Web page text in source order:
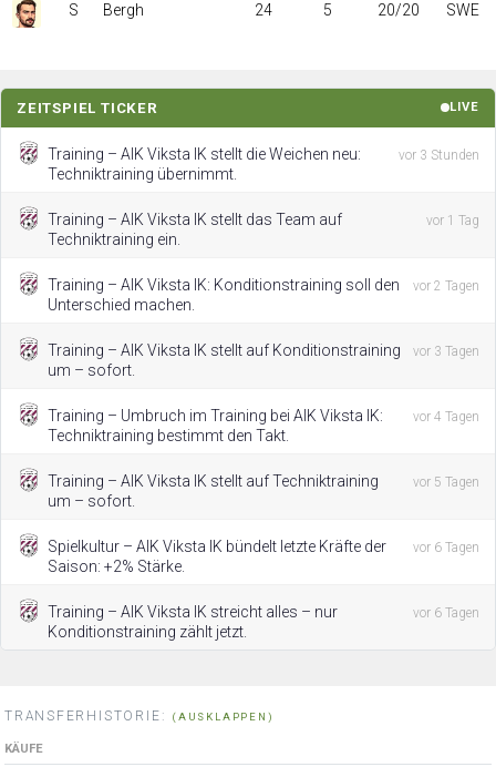
S
Bergh 24 5 20/20 SWE
ZEITSPIEL TICKER LIVE
Training – AIK Viksta IK stellt die Weichen neu:
Techniktraining übernimmt.
vor 3 Stunden
Training – AIK Viksta IK stellt das Team auf
Techniktraining ein.
vor 1 Tag
Training – AIK Viksta IK: Konditionstraining soll den
Unterschied machen.
vor 2 Tagen
Training – AIK Viksta IK stellt auf Konditionstraining
um – sofort.
vor 3 Tagen
Training – Umbruch im Training bei AIK Viksta IK:
Techniktraining bestimmt den Takt.
vor 4 Tagen
Training – AIK Viksta IK stellt auf Techniktraining
um – sofort.
vor 5 Tagen
Spielkultur – AIK Viksta IK bündelt letzte Kräfte der
Saison: +2% Stärke.
vor 6 Tagen
Training – AIK Viksta IK streicht alles – nur
Konditionstraining zählt jetzt.
vor 6 Tagen
TRANSFERHISTORIE: (AUSKLAPPEN)
KÄUFE